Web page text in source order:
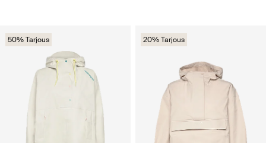
50% Tarjous 20% Tarjous